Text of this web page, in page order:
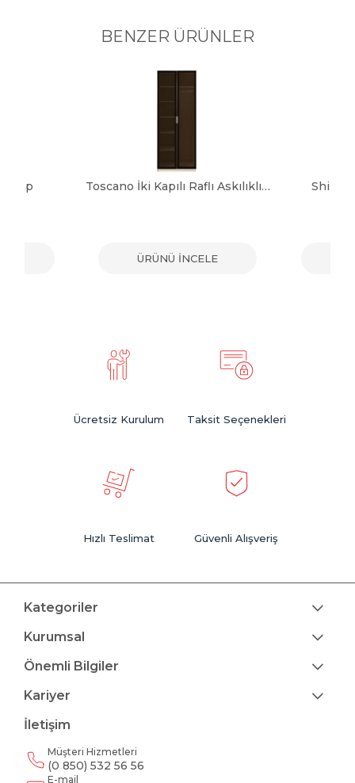
BENZER ÜRÜNLER
Toscano İki Kapılı Raflı Askılıklı Dolap
ÜRÜNÜ İNCELE
Shine
Ücretsiz Kurulum Taksit Seçenekleri
Hızlı Teslimat Güvenli Alışveriş
Kategoriler
Kurumsal
Önemli Bilgiler
Kariyer
İletişim
Müşteri Hizmetleri
(0 850) 532 56 56
E-mail